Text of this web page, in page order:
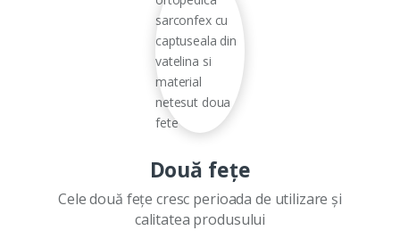
Două fețe
Cele două fețe cresc perioada de utilizare și
calitatea produsului